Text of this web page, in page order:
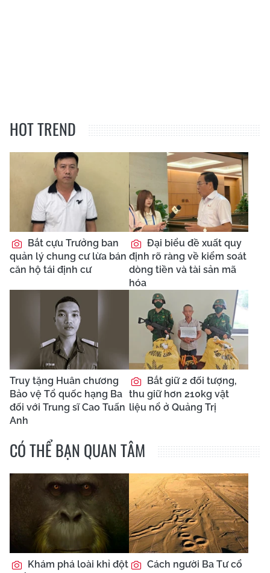
HOT TREND
Bắt cựu Trưởng ban
quản lý chung cư lừa bán
căn hộ tái định cư
Đại biểu đề xuất quy
định rõ ràng về kiểm soát
dòng tiền và tài sản mã
hóa
Truy tặng Huân chương
Bảo vệ Tổ quốc hạng Ba
đối với Trung sĩ Cao Tuấn
Anh
Bắt giữ 2 đối tượng,
thu giữ hơn 210kg vật
liệu nổ ở Quảng Trị
CÓ THỂ BẠN QUAN TÂM
Khám phá loài khỉ đột
Cách người Ba Tư cổ